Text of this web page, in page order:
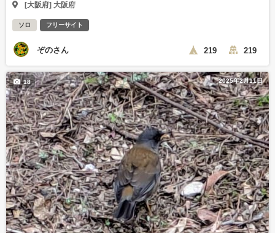
[大阪府] 大阪府
ソロ フリーサイト
ぞのさん 219 219
2025年2月11日
18